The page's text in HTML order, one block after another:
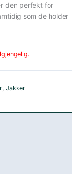
den perfekt for
som de holder
,Jakker